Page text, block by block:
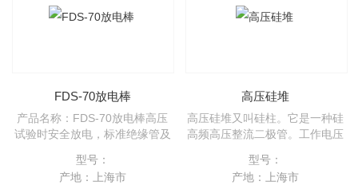
FDS-70放电棒
产品名称：FDS-70放电棒高压
试验时安全放电，标准绝缘管及
6~500kV
型号：
产地：上海市
高压硅堆
高压硅堆又叫硅柱。它是一种硅
高频高压整流二极管。工作电压
黑白电视机或其他电子仪器中作
高频高压整流。它之所以能有如
型号：
产地：上海市